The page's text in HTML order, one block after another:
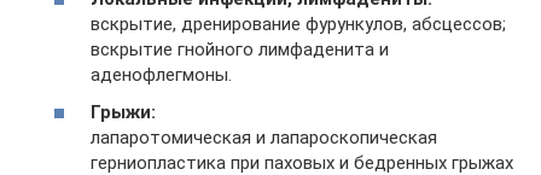
вскрытие, дренирование фурункулов, абсцессов;
вскрытие гнойного лимфаденита и
аденофлегмоны.
Грыжи:
лапаротомическая и лапароскопическая
герниопластика при паховых и бедренных грыжах